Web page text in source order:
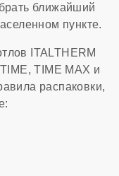
ближайший
пункте.
ITALTHERM
TIME MAX и
распаковки,